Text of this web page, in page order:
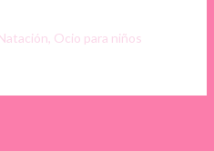
, Ocio para niños